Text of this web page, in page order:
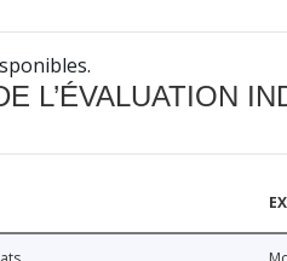
L’ÉVALUATION